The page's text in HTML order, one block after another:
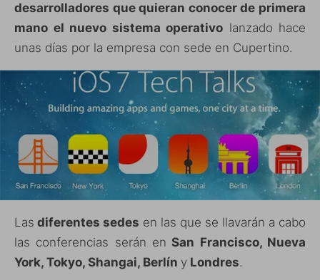
desarrolladores que quieran conocer de primera
mano el nuevo sistema operativo lanzado hace
unas días por la empresa con sede en Cupertino.
Las diferentes sedes en las que se llavarán a cabo
las conferencias serán en San Francisco, Nueva
York, Tokyo, Shangai, Berlín y Londres.